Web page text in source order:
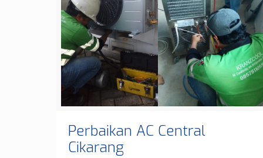
Perbaikan AC Central
Cikarang